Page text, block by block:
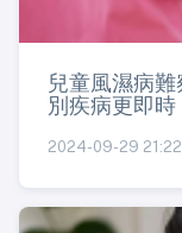
兒童風濕病
別疾病更即時
2024-09-29 21:22